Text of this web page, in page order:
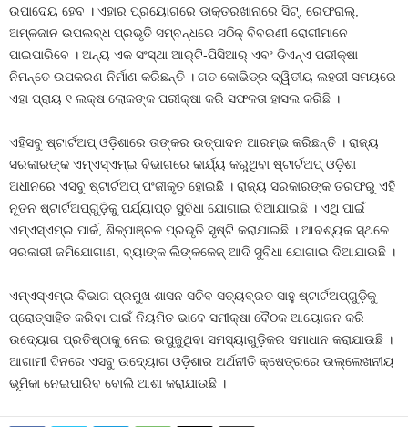
ଉପାଦେୟ ହେବ । ଏହାର ପ୍ରୟୋଗରେ ଡାକ୍ତରଖାନାରେ ସିଟ୍‌, ରେଫରାଲ୍‌,
ଅମ୍ଳଜାନ ଉପଲବ୍ଧ ପ୍ରଭୃତି ସମ୍ବନ୍ଧରେ ସଠିକ୍‌ ବିବରଣୀ ରୋଗୀମାନେ
ପାଇପାରିବେ । ଅନ୍ୟ ଏକ ସଂସ୍ଥା ଆର୍‌ଟି-ପିସିଆର୍‌ ଏବଂ ଡିଏନ୍‌ଏ ପରୀକ୍ଷା
ନିମନ୍ତେ ଉପକରଣ ନିର୍ମାଣ କରିଛନ୍ତି । ଗତ କୋଭିଡ୍‌ର ଦ୍ୱିତୀୟ ଲହରୀ ସମୟରେ
ଏହା ପ୍ରାୟ ୧ ଲକ୍ଷ ଲୋକଙ୍କ ପରୀକ୍ଷା କରି ସଫଳତା ହାସଲ କରିଛି ।
ଏହିସବୁ ଷ୍ଟାର୍ଟଅପ୍‌ ଓଡ଼ିଶାରେ ତାଙ୍କର ଉତ୍ପାଦନ ଆରମ୍ଭ କରିଛନ୍ତି । ରାଜ୍ୟ
ସରକାରଙ୍କ ଏମ୍‌ଏସ୍‌ଏମ୍‌ଇ ବିଭାଗରେ କାର୍ଯ୍ୟ କରୁଥିବା ଷ୍ଟାର୍ଟଅପ୍‌ ଓଡ଼ିଶା
ଅଧୀନରେ ଏସବୁ ଷ୍ଟାର୍ଟଅପ୍‌ ପଂଜୀକୃତ ହୋଇଛି । ରାଜ୍ୟ ସରକାରଙ୍କ ତରଫରୁ ଏହି
ନୂତନ ଷ୍ଟାର୍ଟଅପ୍‌ଗୁଡ଼ିକୁ ପର୍ଯ୍ୟାପ୍ତ ସୁବିଧା ଯୋଗାଇ ଦିଆଯାଇଛି । ଏଥି ପାଇଁ
ଏମ୍‌ଏସ୍‌ଏମ୍‌ଇ ପାର୍କ, ଶିଳ୍ପାଞ୍ଚଳ ପ୍ରଭୃତି ସୃଷ୍ଟି କରାଯାଇଛି । ଆବଶ୍ୟକ ସ୍ଥଳେ
ସରକାରୀ ଜମିଯୋଗାଣ, ବ୍ୟାଙ୍କ ଲିଙ୍କକେଜ୍‌ ଆଦି ସୁବିଧା ଯୋଗାଇ ଦିଆଯାଉଛି ।
ଏମ୍‌ଏସ୍‌ଏମ୍‌ଇ ବିଭାଗ ପ୍ରମୁଖ ଶାସନ ସଚିବ ସତ୍ୟବ୍ରତ ସାହୁ ଷ୍ଟାର୍ଟଅପ୍‌ଗୁଡ଼ିକୁ
ପ୍ରୋତ୍ସାହିତ କରିବା ପାଇଁ ନିୟମିତ ଭାବେ ସମୀକ୍ଷା ବୈଠକ ଆୟୋଜନ କରି
ଉଦ୍ୟୋଗ ପ୍ରତିଷ୍ଠାକୁ ନେଇ ଉପୁଜୁଥିବା ସମସ୍ୟାଗୁଡ଼ିକର ସମାଧାନ କରାଯାଉଛି ।
ଆଗାମୀ ଦିନରେ ଏସବୁ ଉଦ୍ୟୋଗ ଓଡ଼ିଶାର ଅର୍ଥନୀତି କ୍ଷେତ୍ରରେ ଉଲ୍ଲେଖନୀୟ
ଭୂମିକା ନେଇପାରିବ ବୋଲି ଆଶା କରାଯାଉଛି ।